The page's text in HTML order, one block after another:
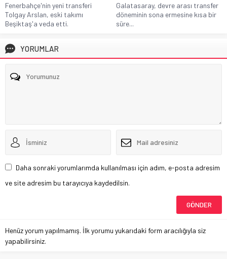
Fenerbahçe'nin yeni transferi
Tolgay Arslan, eski takımı
Beşiktaş'a veda etti.
Galatasaray, devre arası transfer
döneminin sona ermesine kısa bir
süre...
YORUMLAR
Daha sonraki yorumlarımda kullanılması için adım, e-posta adresim
ve site adresim bu tarayıcıya kaydedilsin.
Henüz yorum yapılmamış. İlk yorumu yukarıdaki form aracılığıyla siz
yapabilirsiniz.